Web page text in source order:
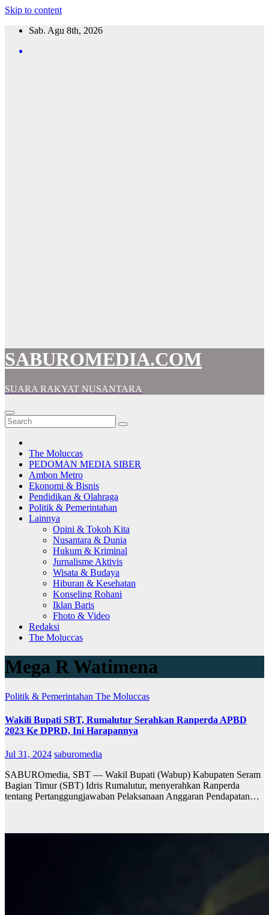
Skip to content
Sab. Agu 8th, 2026
SABUROMEDIA.COM
SUARA RAKYAT NUSANTARA
The Moluccas
PEDOMAN MEDIA SIBER
Ambon Metro
Ekonomi & Bisnis
Pendidikan & Olahraga
Politik & Pemerintahan
Lainnya
Opini & Tokoh Kita
Nusantara & Dunia
Hukum & Kriminal
Jurnalisme Aktivis
Wisata & Budaya
Hiburan & Kesehatan
Konseling Rohani
Iklan Baris
Fhoto & Video
Redaksi
The Moluccas
Mega R Watimena
Politik & Pemerintahan The Moluccas
Wakili Bupati SBT, Rumalutur Serahkan Ranperda APBD
2023 Ke DPRD, Ini Harapannya
Jul 31, 2024 saburomedia
SABUROmedia, SBT — Wakil Bupati (Wabup) Kabupaten Seram
Bagian Timur (SBT) Idris Rumalutur, menyerahkan Ranperda
tentang Pertanggungjawaban Pelaksanaan Anggaran Pendapatan…